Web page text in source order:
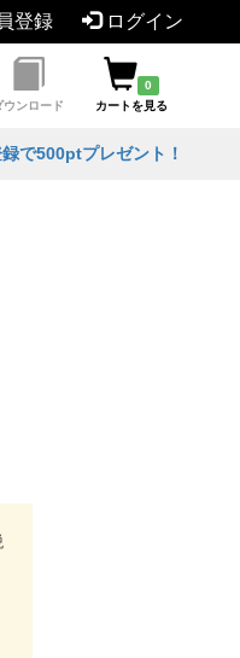
登録 ログイン
ウンロード
0
カートを見る
で500ptプレゼント！